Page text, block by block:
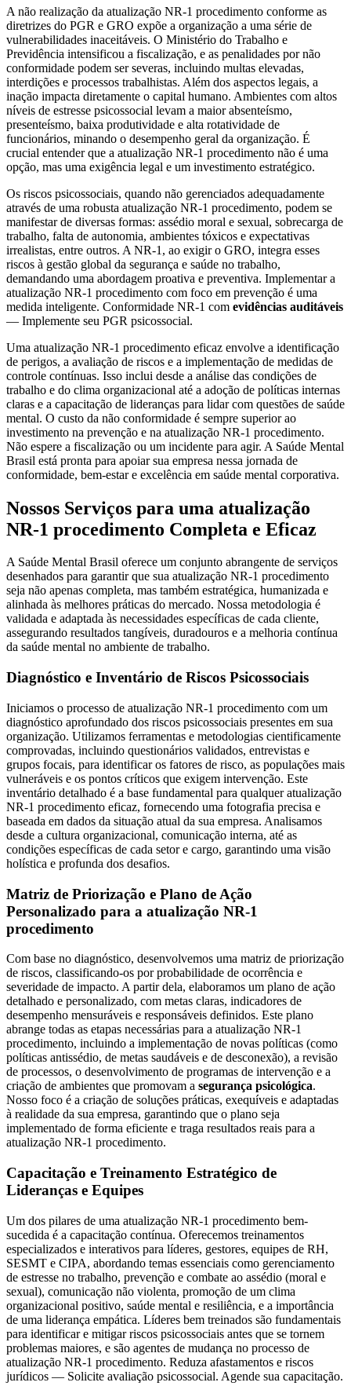
A não realização da atualização NR-1 procedimento conforme as
diretrizes do PGR e GRO expõe a organização a uma série de
vulnerabilidades inaceitáveis. O Ministério do Trabalho e
Previdência intensificou a fiscalização, e as penalidades por não
conformidade podem ser severas, incluindo multas elevadas,
interdições e processos trabalhistas. Além dos aspectos legais, a
inação impacta diretamente o capital humano. Ambientes com altos
níveis de estresse psicossocial levam a maior absenteísmo,
presenteísmo, baixa produtividade e alta rotatividade de
funcionários, minando o desempenho geral da organização. É
crucial entender que a atualização NR-1 procedimento não é uma
opção, mas uma exigência legal e um investimento estratégico.
Os riscos psicossociais, quando não gerenciados adequadamente
através de uma robusta atualização NR-1 procedimento, podem se
manifestar de diversas formas: assédio moral e sexual, sobrecarga de
trabalho, falta de autonomia, ambientes tóxicos e expectativas
irrealistas, entre outros. A NR-1, ao exigir o GRO, integra esses
riscos à gestão global da segurança e saúde no trabalho,
demandando uma abordagem proativa e preventiva. Implementar a
atualização NR-1 procedimento com foco em prevenção é uma
medida inteligente. Conformidade NR-1 com evidências auditáveis
— Implemente seu PGR psicossocial.
Uma atualização NR-1 procedimento eficaz envolve a identificação
de perigos, a avaliação de riscos e a implementação de medidas de
controle contínuas. Isso inclui desde a análise das condições de
trabalho e do clima organizacional até a adoção de políticas internas
claras e a capacitação de lideranças para lidar com questões de saúde
mental. O custo da não conformidade é sempre superior ao
investimento na prevenção e na atualização NR-1 procedimento.
Não espere a fiscalização ou um incidente para agir. A Saúde Mental
Brasil está pronta para apoiar sua empresa nessa jornada de
conformidade, bem-estar e excelência em saúde mental corporativa.
Nossos Serviços para uma atualização
NR-1 procedimento Completa e Eficaz
A Saúde Mental Brasil oferece um conjunto abrangente de serviços
desenhados para garantir que sua atualização NR-1 procedimento
seja não apenas completa, mas também estratégica, humanizada e
alinhada às melhores práticas do mercado. Nossa metodologia é
validada e adaptada às necessidades específicas de cada cliente,
assegurando resultados tangíveis, duradouros e a melhoria contínua
da saúde mental no ambiente de trabalho.
Diagnóstico e Inventário de Riscos Psicossociais
Iniciamos o processo de atualização NR-1 procedimento com um
diagnóstico aprofundado dos riscos psicossociais presentes em sua
organização. Utilizamos ferramentas e metodologias cientificamente
comprovadas, incluindo questionários validados, entrevistas e
grupos focais, para identificar os fatores de risco, as populações mais
vulneráveis e os pontos críticos que exigem intervenção. Este
inventário detalhado é a base fundamental para qualquer atualização
NR-1 procedimento eficaz, fornecendo uma fotografia precisa e
baseada em dados da situação atual da sua empresa. Analisamos
desde a cultura organizacional, comunicação interna, até as
condições específicas de cada setor e cargo, garantindo uma visão
holística e profunda dos desafios.
Matriz de Priorização e Plano de Ação
Personalizado para a atualização NR-1
procedimento
Com base no diagnóstico, desenvolvemos uma matriz de priorização
de riscos, classificando-os por probabilidade de ocorrência e
severidade de impacto. A partir dela, elaboramos um plano de ação
detalhado e personalizado, com metas claras, indicadores de
desempenho mensuráveis e responsáveis definidos. Este plano
abrange todas as etapas necessárias para a atualização NR-1
procedimento, incluindo a implementação de novas políticas (como
políticas antissédio, de metas saudáveis e de desconexão), a revisão
de processos, o desenvolvimento de programas de intervenção e a
criação de ambientes que promovam a segurança psicológica.
Nosso foco é a criação de soluções práticas, exequíveis e adaptadas
à realidade da sua empresa, garantindo que o plano seja
implementado de forma eficiente e traga resultados reais para a
atualização NR-1 procedimento.
Capacitação e Treinamento Estratégico de
Lideranças e Equipes
Um dos pilares de uma atualização NR-1 procedimento bem-
sucedida é a capacitação contínua. Oferecemos treinamentos
especializados e interativos para líderes, gestores, equipes de RH,
SESMT e CIPA, abordando temas essenciais como gerenciamento
de estresse no trabalho, prevenção e combate ao assédio (moral e
sexual), comunicação não violenta, promoção de um clima
organizacional positivo, saúde mental e resiliência, e a importância
de uma liderança empática. Líderes bem treinados são fundamentais
para identificar e mitigar riscos psicossociais antes que se tornem
problemas maiores, e são agentes de mudança no processo de
atualização NR-1 procedimento. Reduza afastamentos e riscos
jurídicos — Solicite avaliação psicossocial. Agende sua capacitação.